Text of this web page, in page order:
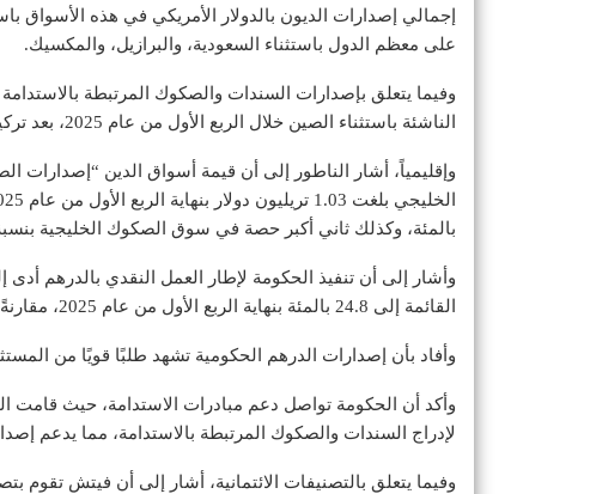
على معظم الدول باستثناء السعودية، والبرازيل، والمكسيك.
الناشئة باستثناء الصين خلال الربع الأول من عام 2025، بعد تركيا والفلبين وفق الناطور.
وإقليمياً، أشار الناطور إلى أن قيمة أسواق الدين
بالمئة، وكذلك ثاني أكبر حصة في سوق الصكوك الخليجية بنسبة 15.6 بالمئة من إجمالي الصكوك
وأشار إلى أن تنفيذ الحكومة لإطار العمل النقدي بالدرهم
القائمة إلى 24.8 بالمئة بنهاية الربع الأول من عام 2025، مقارنةً بـ 0.5 بالمئة فقط في نهاية عام 2020.
وأفاد بأن إصدارات الدرهم الحكومية تشهد طلبًا قويًا من
لإدراج السندات والصكوك المرتبطة بالاستدامة، مما يدعم